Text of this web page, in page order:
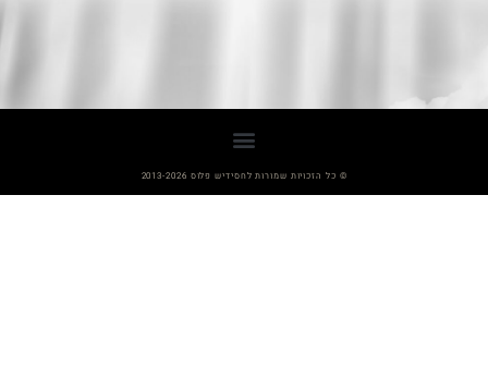
© כל הזכויות שמורות לחסידיש פלוס 2013-2026